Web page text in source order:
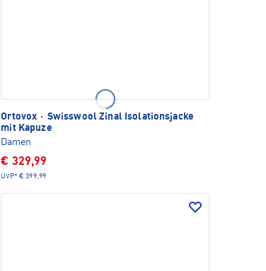
Ortovox · Swisswool Zinal Isolationsjacke
mit Kapuze
Damen
€ 329,99
UVP* € 399,99